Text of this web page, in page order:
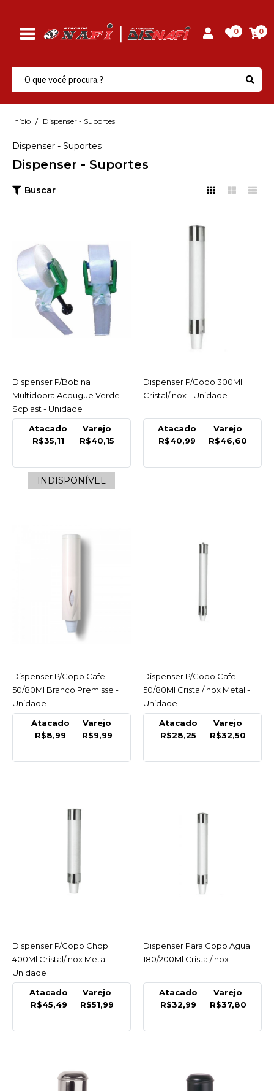
0 0
Início Dispenser - Suportes
Dispenser - Suportes
Dispenser - Suportes
Buscar
Dispenser P/Bobina
Multidobra Acougue
COMPRAR
COMPARAR
Cristal/Inox - Unidade
Dispenser P/Copo Cafe
R$9,99
COMPARAR
Metal - Unidade
METAL
Dispenser P/Copo Chop
- Unidade
LISTA DE DESEJO
ACESSAR
Dispenser P/Bobina
Multidobra Acougue Verde
Scplast - Unidade
Atacado
R$35,11
Varejo
R$40,15
INDISPONÍVEL
ACESSAR
Dispenser P/Copo 300Ml
Cristal/Inox - Unidade
Atacado
R$40,99
Varejo
R$46,60
ACESSAR
Dispenser P/Copo Cafe
50/80Ml Branco Premisse -
Unidade
Atacado
R$8,99
Varejo
R$9,99
ACESSAR
Dispenser P/Copo Cafe
50/80Ml Cristal/Inox Metal -
Unidade
Atacado
R$28,25
Varejo
R$32,50
ACESSAR
Dispenser P/Copo Chop
400Ml Cristal/Inox Metal -
Unidade
Atacado
R$45,49
Varejo
R$51,99
ACESSAR
Dispenser Para Copo Agua
180/200Ml Cristal/Inox
Atacado
R$32,99
Varejo
R$37,80